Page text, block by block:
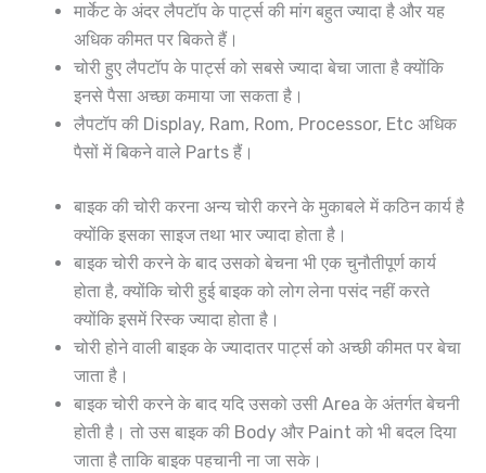
मार्केट के अंदर लैपटॉप के पार्ट्स की मांग बहुत ज्यादा है और यह
अधिक कीमत पर बिकते हैं।
चोरी हुए लैपटॉप के पार्ट्स को सबसे ज्यादा बेचा जाता है क्योंकि
इनसे पैसा अच्छा कमाया जा सकता है।
लैपटॉप की Display, Ram, Rom, Processor, Etc अधिक
पैसों में बिकने वाले Parts हैं।
बाइक की चोरी करना अन्य चोरी करने के मुकाबले में कठिन कार्य है
क्योंकि इसका साइज तथा भार ज्यादा होता है।
बाइक चोरी करने के बाद उसको बेचना भी एक चुनौतीपूर्ण कार्य
होता है, क्योंकि चोरी हुई बाइक को लोग लेना पसंद नहीं करते
क्योंकि इसमें रिस्क ज्यादा होता है।
चोरी होने वाली बाइक के ज्यादातर पार्ट्स को अच्छी कीमत पर बेचा
जाता है।
बाइक चोरी करने के बाद यदि उसको उसी Area के अंतर्गत बेचनी
होती है। तो उस बाइक की Body और Paint को भी बदल दिया
जाता है ताकि बाइक पहचानी ना जा सके।